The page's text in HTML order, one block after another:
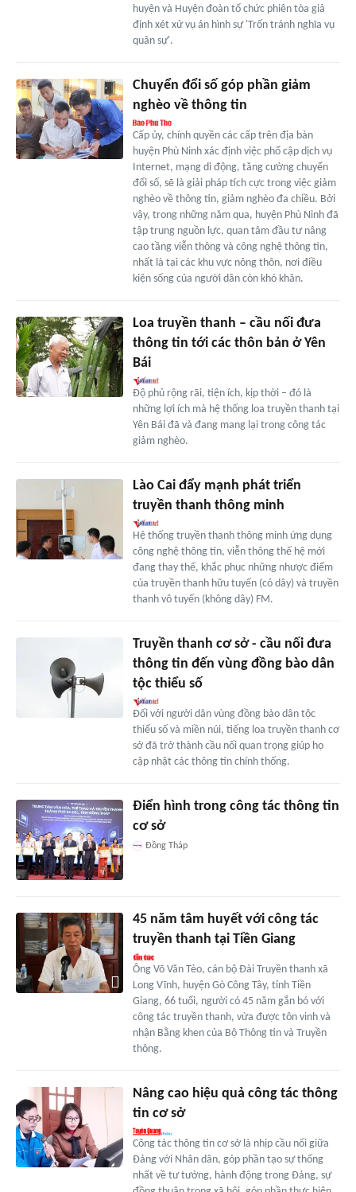
huyện và Huyện đoàn tổ chức phiên tòa giả
định xét xử vụ án hình sự 'Trốn tránh nghĩa vụ
quân sự'.
Chuyển đổi số góp phần giảm
nghèo về thông tin
Cấp ủy, chính quyền các cấp trên địa bàn
huyện Phù Ninh xác định việc phổ cập dịch vụ
Internet, mạng di động, tăng cường chuyển
đổi số, sẽ là giải pháp tích cực trong việc giảm
nghèo về thông tin, giảm nghèo đa chiều. Bởi
vậy, trong những năm qua, huyện Phù Ninh đã
tập trung nguồn lực, quan tâm đầu tư nâng
cao tầng viễn thông và công nghệ thông tin,
nhất là tại các khu vực nông thôn, nơi điều
kiện sống của người dân còn khó khăn.
Loa truyền thanh – cầu nối đưa
thông tin tới các thôn bản ở Yên
Bái
Độ phủ rộng rãi, tiện ích, kịp thời – đó là
những lợi ích mà hệ thống loa truyền thanh tại
Yên Bái đã và đang mang lại trong công tác
giảm nghèo.
Lào Cai đẩy mạnh phát triển
truyền thanh thông minh
Hệ thống truyền thanh thông minh ứng dụng
công nghệ thông tin, viễn thông thế hệ mới
đang thay thế, khắc phục những nhược điểm
của truyền thanh hữu tuyến (có dây) và truyền
thanh vô tuyến (không dây) FM.
Truyền thanh cơ sở - cầu nối đưa
thông tin đến vùng đồng bào dân
tộc thiểu số
Đối với người dân vùng đồng bào dân tộc
thiểu số và miền núi, tiếng loa truyền thanh cơ
sở đã trở thành cầu nối quan trọng giúp họ
cập nhật các thông tin chính thống.
Điển hình trong công tác thông tin
cơ sở
Đồng Tháp
45 năm tâm huyết với công tác
truyền thanh tại Tiền Giang
Ông Võ Văn Tèo, cán bộ Đài Truyền thanh xã
Long Vĩnh, huyện Gò Công Tây, tỉnh Tiền
Giang, 66 tuổi, người có 45 năm gắn bó với
công tác truyền thanh, vừa được tôn vinh và
nhận Bằng khen của Bộ Thông tin và Truyền
thông.
Nâng cao hiệu quả công tác thông
tin cơ sở
Công tác thông tin cơ sở là nhịp cầu nối giữa
Đảng với Nhân dân, góp phần tạo sự thống
nhất về tư tưởng, hành động trong Đảng, sự